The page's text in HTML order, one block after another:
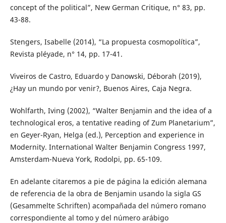
concept of the political”, New German Critique, n° 83, pp.
43-88.
Stengers, Isabelle (2014), “La propuesta cosmopolítica”,
Revista pléyade, n° 14, pp. 17-41.
Viveiros de Castro, Eduardo y Danowski, Déborah (2019),
¿Hay un mundo por venir?, Buenos Aires, Caja Negra.
Wohlfarth, Iving (2002), “Walter Benjamin and the idea of a
technological eros, a tentative reading of Zum Planetarium”,
en Geyer-Ryan, Helga (ed.), Perception and experience in
Modernity. International Walter Benjamin Congress 1997,
Amsterdam-Nueva York, Rodolpi, pp. 65-109.
En adelante citaremos a pie de página la edición alemana
de referencia de la obra de Benjamin usando la sigla GS
(Gesammelte Schriften) acompañada del número romano
correspondiente al tomo y del número arábigo